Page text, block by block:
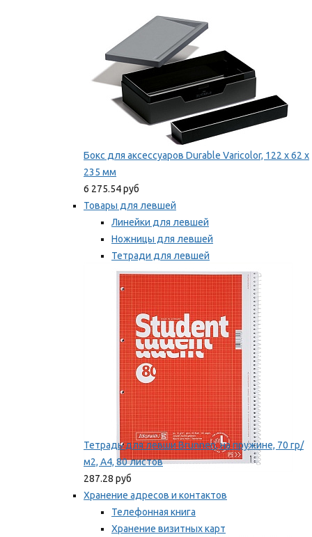
Бокс для аксессуаров Durable Varicolor, 122 x 62 x
235 мм
6 275.54 руб
Товары для левшей
Линейки для левшей
Ножницы для левшей
Тетради для левшей
Точилки для левшей
Мы рекомендуем
Тетрадь для левши Brunnen, на пружине, 70 гр/
м2, А4, 80 листов
287.28 руб
Хранение адресов и контактов
Телефонная книга
Хранение визитных карт